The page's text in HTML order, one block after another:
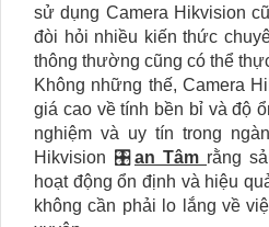
sử dụng Camera Hikvision
đòi hỏi nhiều kiến thức
thông thường cũng có thể
Không những thế, Camera
giá cao về tính bền bỉ và độ
nghiệm và uy tín trong
Hikvision 🎛 an Tâm rằng
hoạt động ổn định và hiệu
không cần phải lo lắng về